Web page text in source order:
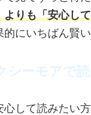
よりも「安心し
にいちばん賢い
シーモアで
心して読みたい方